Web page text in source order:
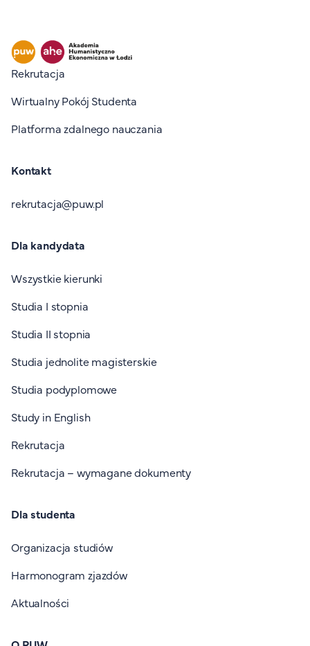
Stopka I
Rekrutacja
Wirtualny Pokój Studenta
Platforma zdalnego nauczania
Kontakt
rekrutacja@puw.pl
Dla kandydata
Wszystkie kierunki
Studia I stopnia
Studia II stopnia
Studia jednolite magisterskie
Studia podyplomowe
Study in English
Rekrutacja
Rekrutacja – wymagane dokumenty
Dla studenta
Organizacja studiów
Harmonogram zjazdów
Aktualności